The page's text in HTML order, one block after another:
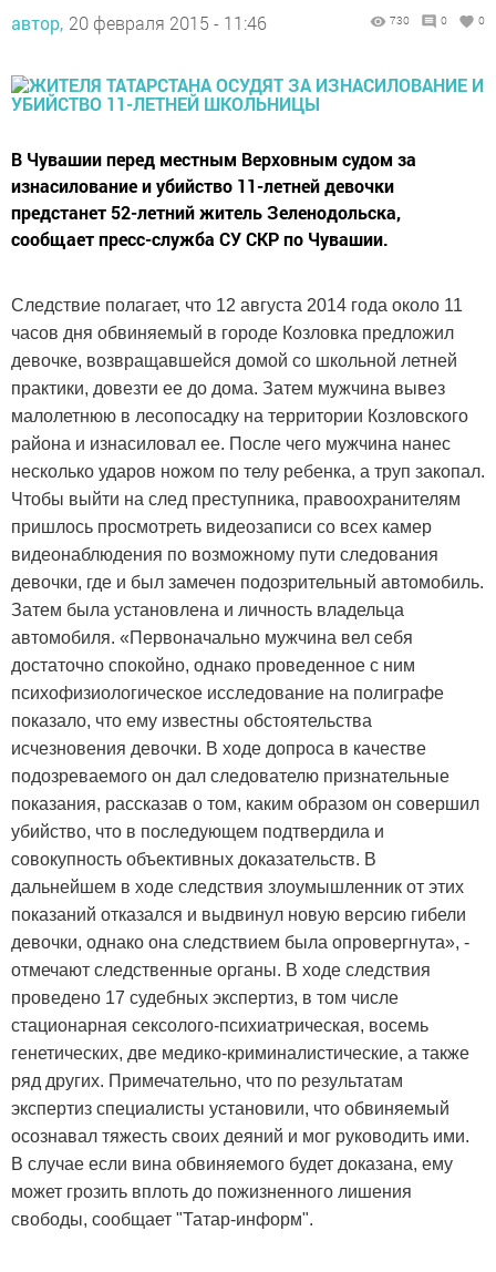
автор, 20 февраля 2015 - 11:46 730 0 0
В Чувашии перед местным Верховным судом за
изнасилование и убийство 11-летней девочки
предстанет 52-летний житель Зеленодольска,
сообщает пресс-служба СУ СКР по Чувашии.
Следствие полагает, что 12 августа 2014 года около 11
часов дня обвиняемый в городе Козловка предложил
девочке, возвращавшейся домой со школьной летней
практики, довезти ее до дома. Затем мужчина вывез
малолетнюю в лесопосадку на территории Козловского
района и изнасиловал ее. После чего мужчина нанес
несколько ударов ножом по телу ребенка, а труп закопал.
Чтобы выйти на след преступника, правоохранителям
пришлось просмотреть видеозаписи со всех камер
видеонаблюдения по возможному пути следования
девочки, где и был замечен подозрительный автомобиль.
Затем была установлена и личность владельца
автомобиля. «Первоначально мужчина вел себя
достаточно спокойно, однако проведенное с ним
психофизиологическое исследование на полиграфе
показало, что ему известны обстоятельства
исчезновения девочки. В ходе допроса в качестве
подозреваемого он дал следователю признательные
показания, рассказав о том, каким образом он совершил
убийство, что в последующем подтвердила и
совокупность объективных доказательств. В
дальнейшем в ходе следствия злоумышленник от этих
показаний отказался и выдвинул новую версию гибели
девочки, однако она следствием была опровергнута», -
отмечают следственные органы. В ходе следствия
проведено 17 судебных экспертиз, в том числе
стационарная сексолого-психиатрическая, восемь
генетических, две медико-криминалистические, а также
ряд других. Примечательно, что по результатам
экспертиз специалисты установили, что обвиняемый
осознавал тяжесть своих деяний и мог руководить ими.
В случае если вина обвиняемого будет доказана, ему
может грозить вплоть до пожизненного лишения
свободы, сообщает "Татар-информ".